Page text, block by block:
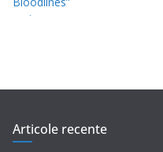
Articole recente